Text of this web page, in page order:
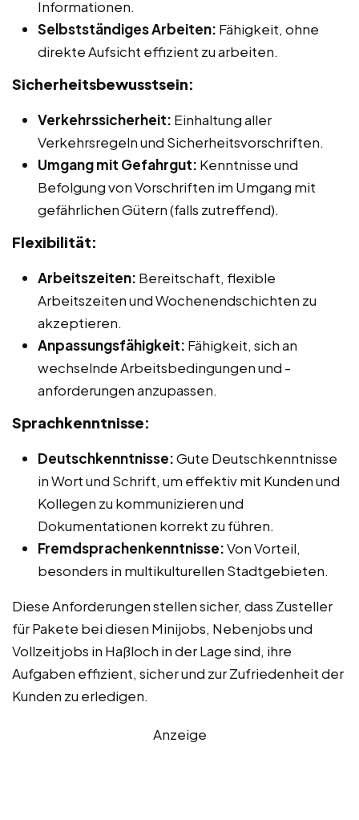
Informationen.
Selbstständiges Arbeiten: Fähigkeit, ohne
direkte Aufsicht effizient zu arbeiten.
Sicherheitsbewusstsein:
Verkehrssicherheit: Einhaltung aller
Verkehrsregeln und Sicherheitsvorschriften.
Umgang mit Gefahrgut: Kenntnisse und
Befolgung von Vorschriften im Umgang mit
gefährlichen Gütern (falls zutreffend).
Flexibilität:
Arbeitszeiten: Bereitschaft, flexible
Arbeitszeiten und Wochenendschichten zu
akzeptieren.
Anpassungsfähigkeit: Fähigkeit, sich an
wechselnde Arbeitsbedingungen und -
anforderungen anzupassen.
Sprachkenntnisse:
Deutschkenntnisse:Gute Deutschkenntnisse
in Wort und Schrift, um effektiv mit Kunden und
Kollegen zu kommunizieren und
Dokumentationen korrekt zu führen.
Fremdsprachenkenntnisse:Von Vorteil,
besonders in multikulturellen Stadtgebieten.
Diese Anforderungen stellen sicher, dass Zusteller
für Pakete bei diesen Minijobs, Nebenjobs und
Vollzeitjobs in Haßloch in der Lage sind, ihre
Aufgaben effizient, sicher und zur Zufriedenheit der
Kunden zu erledigen.
Anzeige